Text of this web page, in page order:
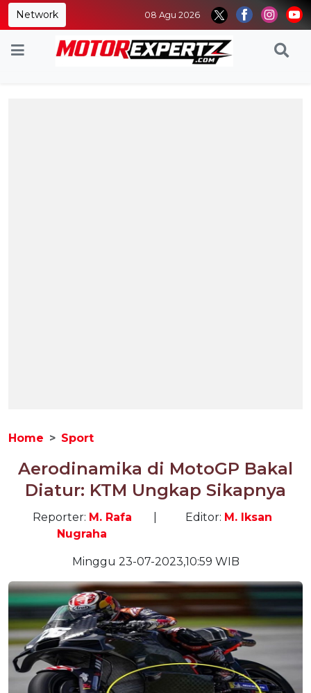
Network 08 Agu 2026
Home Sport
Aerodinamika di MotoGP Bakal
Diatur: KTM Ungkap Sikapnya
Reporter: M. Rafa
Nugraha
Editor: M. Iksan
Minggu 23-07-2023,10:59 WIB